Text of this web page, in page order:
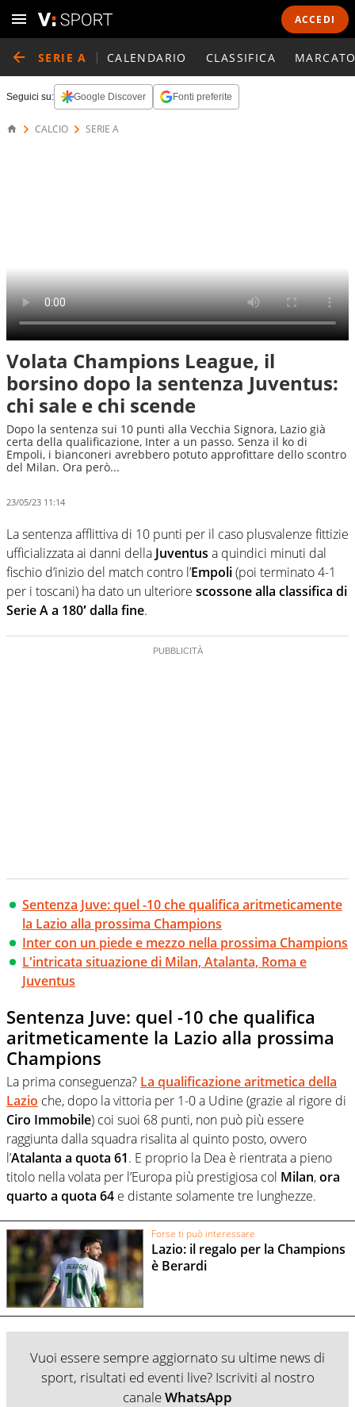
ACCEDI
SERIE A CALENDARIO CLASSIFICA
Seguici su: Google Discover Fonti preferite
CALCIO SERIE A
Volata Champions League, il
borsino dopo la sentenza Juventus:
chi sale e chi scende
Dopo la sentenza sui 10 punti alla Vecchia Signora, Lazio già
certa della qualificazione, Inter a un passo. Senza il ko di
Empoli, i bianconeri avrebbero potuto approfittare dello scontro
del Milan. Ora però...
23/05/23 11:14
La sentenza afflittiva di 10 punti per il caso plusvalenze fittizie
ufficializzata ai danni della Juventus a quindici minuti dal
fischio d’inizio del match contro l’Empoli(poi terminato 4-1
per i toscani) ha dato un ulteriore scossone alla classifica di
Serie A a 180′ dalla fine.
Sentenza Juve: quel -10 che qualifica aritmeticamente
la Lazio alla prossima Champions
Inter con un piede e mezzo nella prossima Champions
L'intricata situazione di Milan, Atalanta, Roma e
Juventus
Sentenza Juve: quel -10 che qualifica
aritmeticamente la Lazio alla prossima
Champions
La prima conseguenza? La qualificazione aritmetica della
Lazio che, dopo la vittoria per 1-0 a Udine (grazie al rigore di
Ciro Immobile) coi suoi 68 punti, non può più essere
raggiunta dalla squadra risalita al quinto posto, ovvero
l’Atalanta a quota 61. E proprio la Dea è rientrata a pieno
titolo nella volata per l’Europa più prestigiosa col Milan,ora
quarto a quota 64 e distante solamente tre lunghezze.
Forse ti può interessare
Lazio: il regalo per la Champions
è Berardi
Vuoi essere sempre aggiornato su ultime news di
sport, risultati ed eventi live? Iscriviti al nostro
canaleWhatsApp